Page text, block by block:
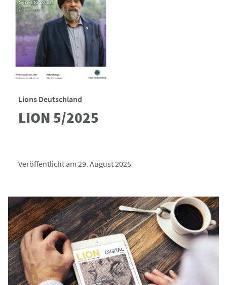
Lions Deutschland
LION 5/2025
Veröffentlicht am 29. August 2025